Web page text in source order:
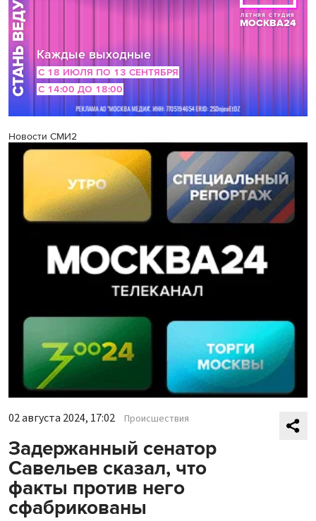
Новости СМИ2
02 августа 2024, 17:02 Происшествия
Задержанный сенатор
Савельев сказал, что
факты против него
сфабрикованы